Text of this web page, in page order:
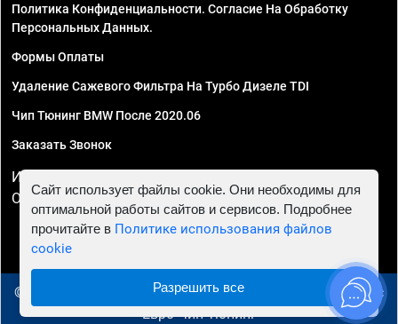
Политика Конфиденциальности. Согласие На Обработку
Персональных Данных.
Формы Оплаты
Удаление Сажевого Фильтра На Турбо Дизеле TDI
Чип Тюнинг BMW После 2020.06
Заказать Звонок
ИП Смирнов Георгий Павлович. ИНН 781302555843,
ОГРНИП 324470400032610
© 2010 - 2026 Чип тюнинг в Новосибирске - Автосервис
"Евро Чип Тюнинг"
Сайт использует файлы cookie. Они необходимы для
оптимальной работы сайтов и сервисов. Подробнее
прочитайте в Политике использования файлов
cookie
Разрешить все